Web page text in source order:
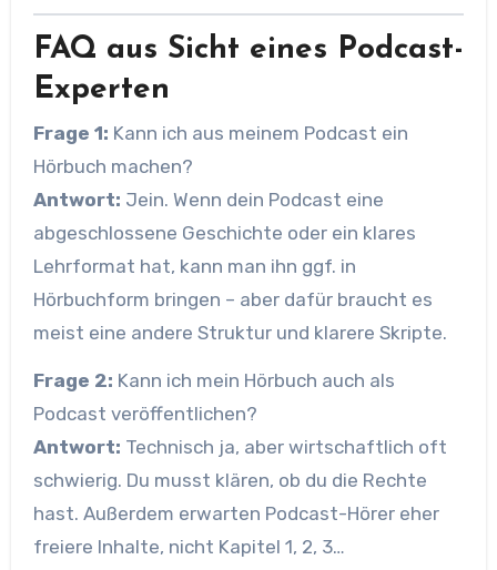
FAQ aus Sicht eines Podcast-
Experten
Frage 1: Kann ich aus meinem Podcast ein
Hörbuch machen?
Antwort: Jein. Wenn dein Podcast eine
abgeschlossene Geschichte oder ein klares
Lehrformat hat, kann man ihn ggf. in
Hörbuchform bringen – aber dafür braucht es
meist eine andere Struktur und klarere Skripte.
Frage 2: Kann ich mein Hörbuch auch als
Podcast veröffentlichen?
Antwort: Technisch ja, aber wirtschaftlich oft
schwierig. Du musst klären, ob du die Rechte
hast. Außerdem erwarten Podcast-Hörer eher
freiere Inhalte, nicht Kapitel 1, 2, 3…